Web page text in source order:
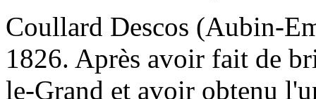
Coullard Descos (Aubin-
1826. Après avoir fait de
le-Grand et avoir obtenu